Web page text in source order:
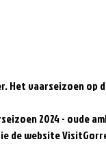
Het vaarseizoen
2024 - oude
de website